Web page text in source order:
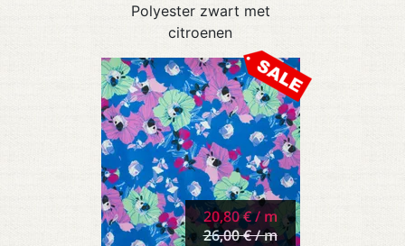
Polyester zwart met
citroenen
20,80 € / m
26,00 € / m